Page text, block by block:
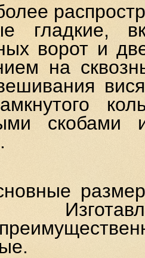
гладкие,
ворот и
на